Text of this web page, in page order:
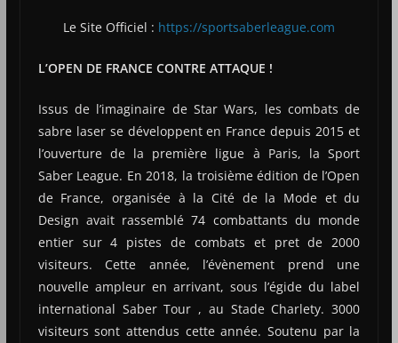
Le Site Officiel : https://sportsaberleague.com
L’OPEN DE FRANCE CONTRE ATTAQUE !
Issus de l’imaginaire de Star Wars, les combats de
sabre laser se développent en France depuis 2015 et
l’ouverture de la première ligue à Paris, la Sport
Saber League. En 2018, la troisième édition de l’Open
de France, organisée à la Cité de la Mode et du
Design avait rassemblé 74 combattants du monde
entier sur 4 pistes de combats et pret de 2000
visiteurs. Cette année, l’évènement prend une
nouvelle ampleur en arrivant, sous l’égide du label
international Saber Tour , au Stade Charlety. 3000
visiteurs sont attendus cette année. Soutenu par la